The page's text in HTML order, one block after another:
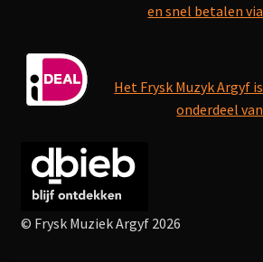
en snel betalen via
Het Frysk Muzyk Argyf is
onderdeel van
© Frysk Muziek Argyf 2026